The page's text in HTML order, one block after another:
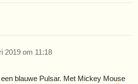
2019 om 11:18
blauwe Pulsar. Met Mickey Mouse